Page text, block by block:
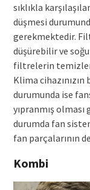
sıklıkla
düşmesi
gerekmektedir.
düşürebilir ve
filtrelerin
Klima
durumunda ise
yıpranmış
durumda fan
fan parçalarının
Kombi